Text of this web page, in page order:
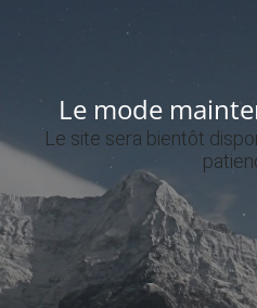
Le mode
Le site sera bientôt